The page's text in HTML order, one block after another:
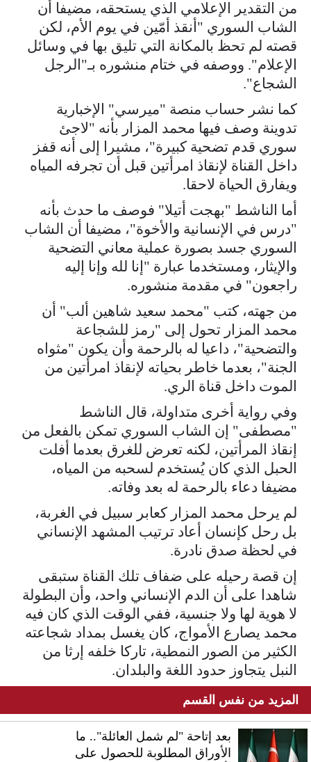
من التقدير الإعلامي الذي يستحقه، مضيفا أن
الشاب السوري "أنقذ أمّين في يوم الأم، لكن
قصته لم تحظ بالمكانة التي تليق بها في وسائل
الإعلام". ووصفه في ختام منشوره بـ"الرجل
الشجاع".
كما نشر حساب منصة "ميرسي" الإخبارية
تدوينة وصف فيها محمد المزار بأنه "لاجئ
سوري قدم تضحية كبيرة"، مشيرا إلى أنه قفز
داخل القناة لإنقاذ امرأتين قبل أن تجرفه المياه
ويفارق الحياة لاحقا.
أما الناشط "بهجت أتيلا" فوصف ما حدث بأنه
"درس في الإنسانية والأخوة"، مضيفا أن الشاب
السوري جسد بصورة عملية معاني التضحية
والإيثار، ومستخدما عبارة "إنا لله وإنا إليه
راجعون" في مقدمة منشوره.
من جهته، كتب "محمد سعيد شاهين ألب" أن
محمد المزار تحول إلى "رمز للشجاعة
والتضحية"، داعيا له بالرحمة وأن يكون "مثواه
الجنة"، بعدما خاطر بحياته لإنقاذ امرأتين من
الموت داخل قناة الري.
وفي رواية أخرى متداولة، قال الناشط
"مصطفى" إن الشاب السوري تمكن بالفعل من
إنقاذ المرأتين، لكنه تعرض للغرق بعدما أفلت
الحبل الذي كان يُستخدم لسحبه من المياه،
مضيفا دعاء بالرحمة له بعد وفاته.
لم يرحل محمد المزار كعابر سبيل في الغربة،
بل رحل كإنسان أعاد ترتيب المشهد الإنساني
في لحظة صدق نادرة.
إن قصة رحيله على ضفاف تلك القناة ستبقى
شاهدا على أن الدم الإنساني واحد، وأن البطولة
لا هوية لها ولا جنسية، ففي الوقت الذي كان فيه
محمد يصارع الأمواج، كان يغسل بمداد شجاعته
الكثير من الصور النمطية، تاركا خلفه إرثا من
النبل يتجاوز حدود اللغة والبلدان.
المزيد من نفس القسم
بعد إتاحة "لم شمل العائلة".. ما
الأوراق المطلوبة للحصول على